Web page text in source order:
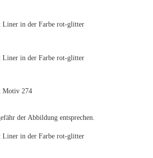
der Abbildung entsprechen.